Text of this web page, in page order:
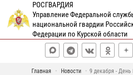
РОСГВАРДИЯ
Управление Федеральной
национальной гвардии
Федерации по Курской области
Главная Новости 9 декабря - День